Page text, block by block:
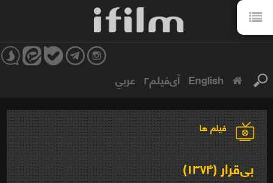
English آی‌فیلم۲ عربي
فیلم ها
بی‌قرار (۱۳۷۴)